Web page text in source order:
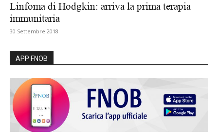
Linfoma di Hodgkin: arriva la prima terapia
immunitaria
30 Settembre 2018
APP FNOB